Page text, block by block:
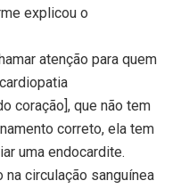
explicou o
atenção para quem
coração], que não tem
correto, ela tem
uma endocardite.
circulação sanguínea